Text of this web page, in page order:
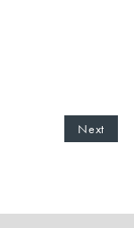
Next